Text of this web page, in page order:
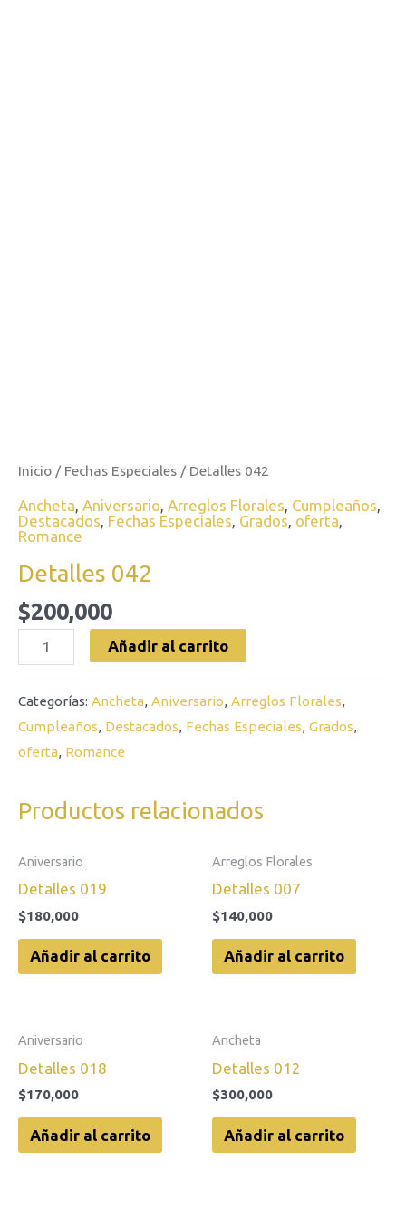
Inicio / Fechas Especiales / Detalles 042
Ancheta Aniversario Arreglos Florales Cumpleaños
Destacados Fechas Especiales Grados oferta
Romance
Detalles 042
$200,000
Añadir al carrito
Categorías: Ancheta, Aniversario, Arreglos Florales,
Cumpleaños, Destacados, Fechas Especiales, Grados,
oferta, Romance
Productos relacionados
Aniversario
Detalles 019
$180,000
Añadir al carrito
Arreglos Florales
Detalles 007
$140,000
Añadir al carrito
Aniversario
Detalles 018
$170,000
Añadir al carrito
Ancheta
Detalles 012
$300,000
Añadir al carrito